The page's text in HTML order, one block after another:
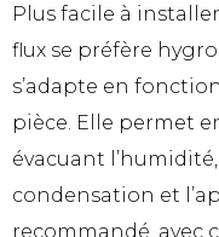
Plus facile à
flux se préfère
s’adapte en
pièce. Elle permet
évacuant
condensation et
recommandé, avec